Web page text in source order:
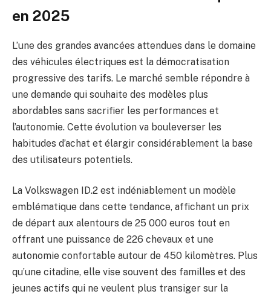
en 2025
L’une des grandes avancées attendues dans le domaine
des véhicules électriques est la démocratisation
progressive des tarifs. Le marché semble répondre à
une demande qui souhaite des modèles plus
abordables sans sacrifier les performances et
l’autonomie. Cette évolution va bouleverser les
habitudes d’achat et élargir considérablement la base
des utilisateurs potentiels.
La Volkswagen ID.2 est indéniablement un modèle
emblématique dans cette tendance, affichant un prix
de départ aux alentours de 25 000 euros tout en
offrant une puissance de 226 chevaux et une
autonomie confortable autour de 450 kilomètres. Plus
qu’une citadine, elle vise souvent des familles et des
jeunes actifs qui ne veulent plus transiger sur la